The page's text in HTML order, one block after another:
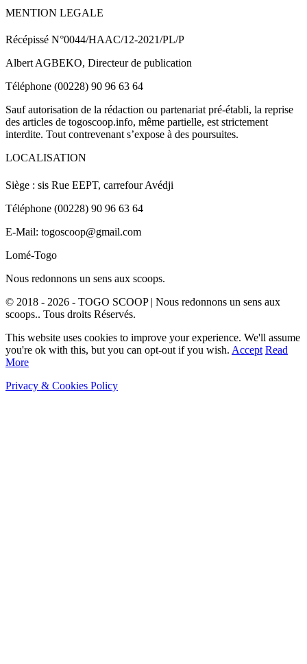
MENTION LEGALE
Récépissé N°0044/HAAC/12-2021/PL/P
Albert AGBEKO, Directeur de publication
Téléphone (00228) 90 96 63 64
Sauf autorisation de la rédaction ou partenariat pré-établi, la reprise
des articles de togoscoop.info, même partielle, est strictement
interdite. Tout contrevenant s’expose à des poursuites.
LOCALISATION
Siège : sis Rue EEPT, carrefour Avédji
Téléphone (00228) 90 96 63 64
E-Mail: togoscoop@gmail.com
Lomé-Togo
Nous redonnons un sens aux scoops.
© 2018 - 2026 - TOGO SCOOP | Nous redonnons un sens aux
scoops.. Tous droits Réservés.
This website uses cookies to improve your experience. We'll assume
you're ok with this, but you can opt-out if you wish. Accept Read
More
Privacy & Cookies Policy